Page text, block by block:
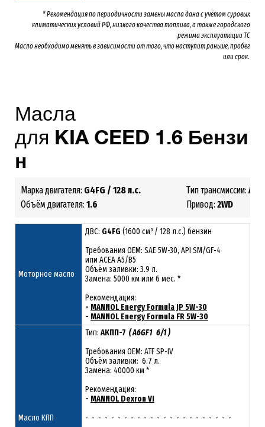
* Рекомендация по периодичности замены масла дана с учётом суровых
климатических условий РФ, низкого качества топлива, а также городского
режима эксплуатации ТС
Масло необходимо менятьв зависимости от того, что наступит раньше, пробег
или срок.
Масла
для KIA CEED 1.6 Бензи
н
Марка двигателя: G4FG / 128 л.с.
Объём двигателя: 1.6
Тип трансмиссии:
Привод: 2WD
Моторное масло
ДВС: G4FG (1600 см³ / 128 л.с.) бензин
Требования ОЕМ: SAE 5W-30, API SM/GF-4
или ACEA A5/B5
Объём заливки: 3.9 л.
Замена: 5000 км или 6 мес. *
Рекомендация:
- MANNOL Energy Formula JP 5W-30
- MANNOL Energy Formula FR 5W-30
Масло КПП
Тип: АКПП-7 ( A6GF1 6/1 )
Требования OEM: ATF SP-IV
Объём заливки: 6.7 л.
Замена: 40000 км *
Рекомендация:
- MANNOL Dexron VI
- - - - - - - - - - - - - - - - - - - - - - -